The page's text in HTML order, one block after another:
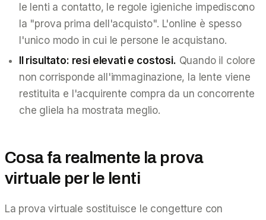
le lenti a contatto, le regole igieniche impediscono
la "prova prima dell'acquisto". L'online è spesso
l'unicomodo in cui le persone le acquistano.
Il risultato: resi elevati e costosi. Quando il colore
non corrisponde all'immaginazione, la lente viene
restituita e l'acquirente compra da un concorrente
che gliela ha mostrata meglio.
Cosa fa realmente la prova
virtuale per le lenti
La prova virtuale sostituisce le congetture con